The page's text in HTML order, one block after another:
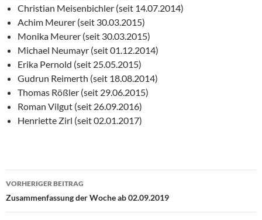
Christian Meisenbichler (seit 14.07.2014)
Achim Meurer (seit 30.03.2015)
Monika Meurer (seit 30.03.2015)
Michael Neumayr (seit 01.12.2014)
Erika Pernold (seit 25.05.2015)
Gudrun Reimerth (seit 18.08.2014)
Thomas Rößler (seit 29.06.2015)
Roman Vilgut (seit 26.09.2016)
Henriette Zirl (seit 02.01.2017)
Beitragsnavigation
VORHERIGER BEITRAG
Zusammenfassung der Woche ab 02.09.2019